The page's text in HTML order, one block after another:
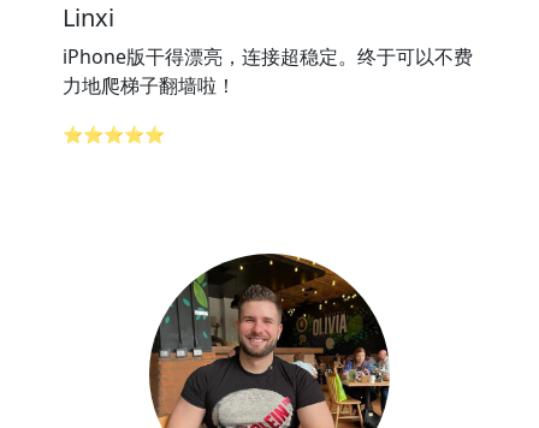
Linxi
iPhone版干得漂亮，连接超稳定。终于可以不费
力地爬梯子翻墙啦！
⭐⭐⭐⭐⭐